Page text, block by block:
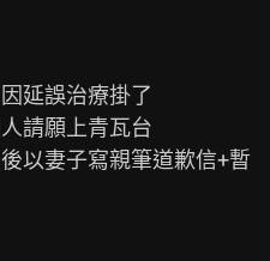
延誤治療掛了
請願上青瓦台
以妻子寫親筆道歉信+暫